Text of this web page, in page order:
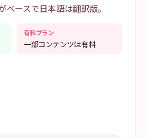
ースで日本語は翻訳版。
有料プラン
一部コンテンツは有料